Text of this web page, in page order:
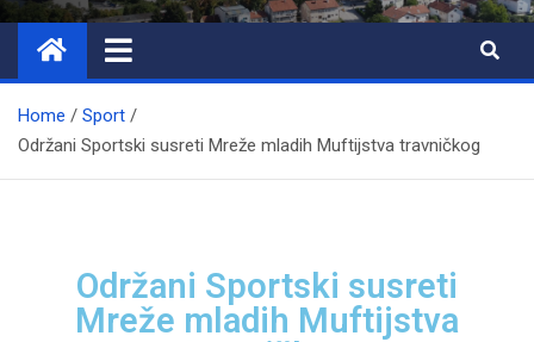
Home
Sport
Održani Sportski susreti Mreže mladih Muftijstva travničkog
Održani Sportski susreti
Mreže mladih Muftijstva